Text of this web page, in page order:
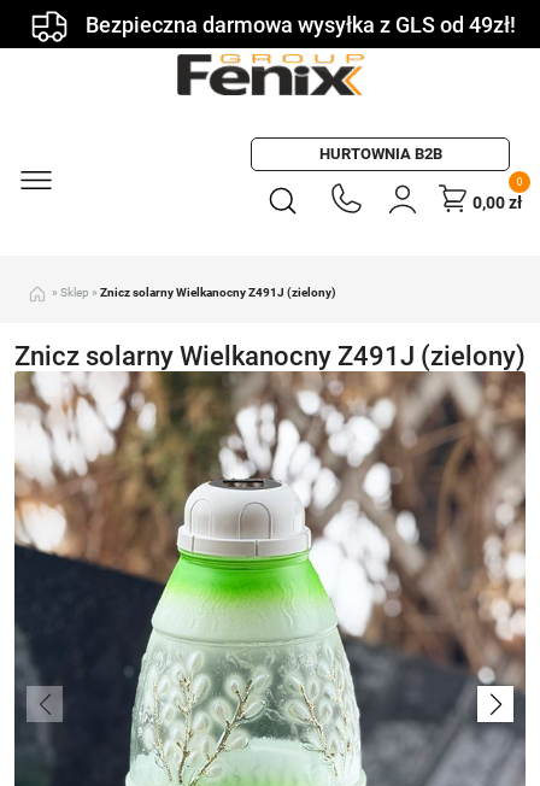
Bezpieczna darmowa wysyłka z GLS od 49zł!
HURTOWNIA B2B
0
0,00zł
» Sklep » Znicz solarny Wielkanocny Z491J (zielony)
Znicz solarny Wielkanocny Z491J (zielony)